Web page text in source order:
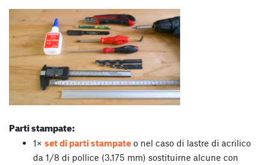
Parti stampate:
1× set di parti stampate o nel caso di lastre di acrilico
da 1/8 di pollice (3.175 mm) sostituirne alcune con